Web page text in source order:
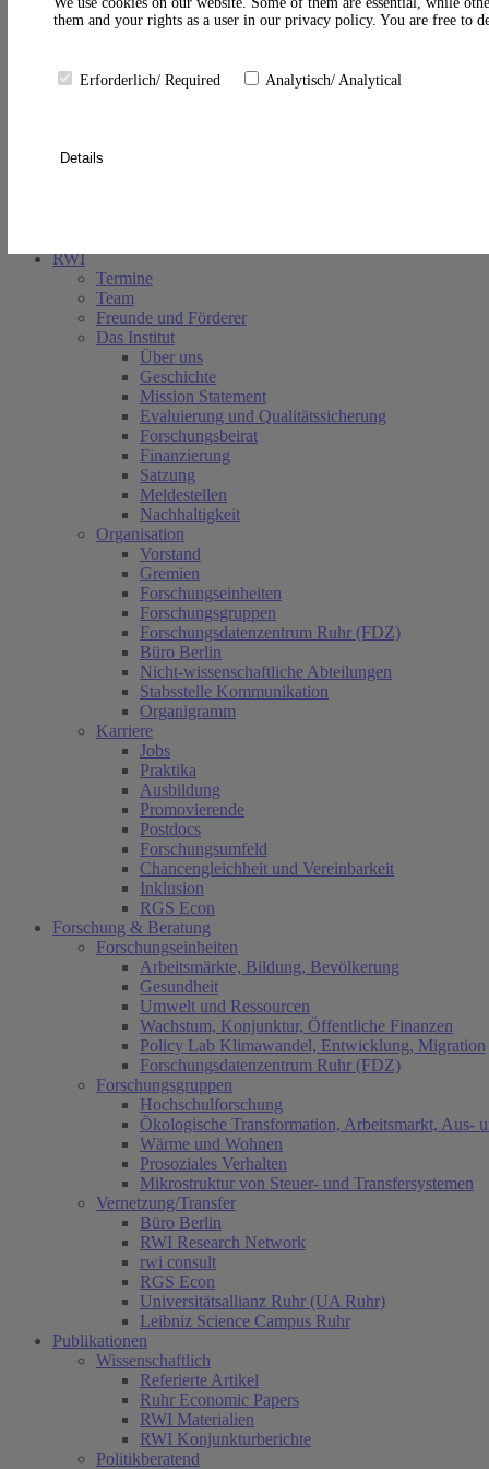
Suche schließen
RWI
Termine
Team
Freunde und Förderer
Das Institut
Über uns
Geschichte
Mission Statement
Evaluierung und Qualitätssicherung
Forschungsbeirat
Finanzierung
Satzung
Meldestellen
Nachhaltigkeit
Organisation
Vorstand
Gremien
Forschungseinheiten
Forschungsgruppen
Forschungsdatenzentrum Ruhr (FDZ)
Büro Berlin
Nicht-wissenschaftliche Abteilungen
Stabsstelle Kommunikation
Organigramm
Karriere
Jobs
Praktika
Ausbildung
Promovierende
Postdocs
Forschungsumfeld
Chancengleichheit und Vereinbarkeit
Inklusion
RGS Econ
Forschung & Beratung
Forschungseinheiten
Arbeitsmärkte, Bildung, Bevölkerung
Gesundheit
Umwelt und Ressourcen
Wachstum, Konjunktur, Öffentliche Finanzen
Policy Lab Klimawandel, Entwicklung, Migration
Forschungsdatenzentrum Ruhr (FDZ)
Forschungsgruppen
Hochschulforschung
Ökologische Transformation, Arbeitsmarkt, Aus-
Wärme und Wohnen
Prosoziales Verhalten
Mikrostruktur von Steuer- und Transfersystemen
Vernetzung/Transfer
Büro Berlin
RWI Research Network
rwi consult
RGS Econ
Universitätsallianz Ruhr (UA Ruhr)
Leibniz Science Campus Ruhr
Publikationen
Wissenschaftlich
Referierte Artikel
Ruhr Economic Papers
RWI Materialien
RWI Konjunkturberichte
Politikberatend
them and your rights as a user in our privacy policy. You are free to
Erforderlich/ Required Analytisch/ Analytical
Details